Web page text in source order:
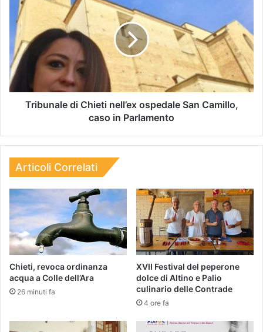
Tribunale di Chieti nell’ex ospedale San Camillo,
caso in Parlamento
Articoli Correlati
Chieti, revoca ordinanza
acqua a Colle dell’Ara
26 minuti fa
XVII Festival del peperone
dolce di Altino e Palio
culinario delle Contrade
4 ore fa